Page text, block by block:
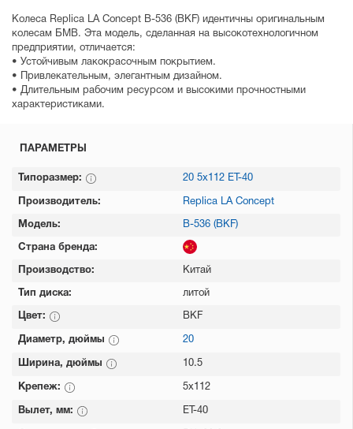
Колеса Replica LA Concept B-536 (BKF) идентичны оригинальным
колесам БМВ. Эта модель, сделанная на высокотехнологичном
предприятии, отличается:
• Устойчивым лакокрасочным покрытием.
• Привлекательным, элегантным дизайном.
• Длительным рабочим ресурсом и высокими прочностными
характеристиками.
ПАРАМЕТРЫ
Типоразмер: 20 5х112 ET-40
Производитель: Replica LA Concept
Модель: B-536 (BKF)
Страна бренда:
Производство: Китай
Тип диска: литой
Цвет: BKF
Диаметр, дюймы 20
Ширина, дюймы 10.5
Крепеж: 5x112
Вылет, мм: ET-40